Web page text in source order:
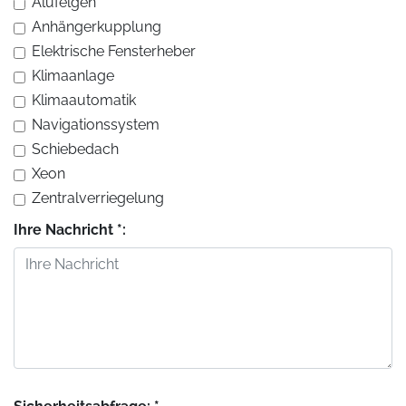
Anhängerkupplung
Elektrische Fensterheber
Klimaanlage
Klimaautomatik
Navigationssystem
Schiebedach
Xeon
Zentralverriegelung
Ihre Nachricht *: